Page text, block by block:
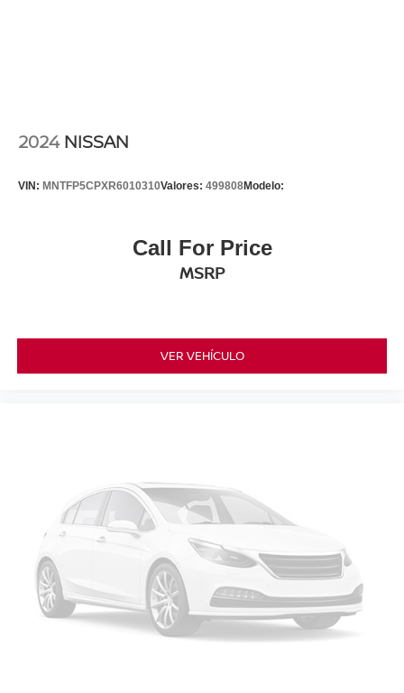
2024 NISSAN
VIN: MNTFP5CPXR6010310Valores: 499808Modelo:
Call For Price
MSRP
VER VEHÍCULO